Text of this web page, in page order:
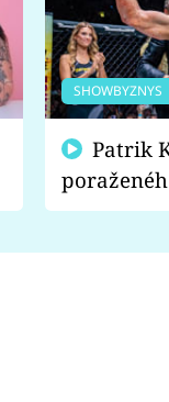
SHOWBYZNYS
fanoušci